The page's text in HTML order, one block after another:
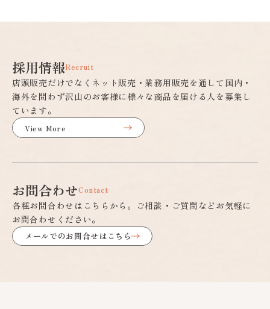
採用情報Recruit
店頭販売だけでなくネット販売・業務用販売を通して国内・
海外を問わず沢山のお客様に様々な商品を届ける人を募集し
ています。
View More
お問合わせContact
各種お問合わせはこちらから。ご相談・ご質問などお気軽に
お問合わせください。
メールでのお問合せはこちら